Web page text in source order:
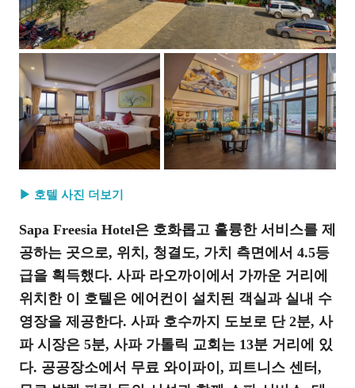
▶ 호텔 사진 더보기
Sapa Freesia Hotel은 호화롭고 훌륭한 서비스를 제
공하는 곳으로, 위치, 청결도, 가치 측면에서 4.5등
급을 획득했다. 사파 라오까이에서 가까운 거리에
위치한 이 호텔은 에어컨이 설치된 객실과 실내 수
영장을 제공한다. 사파 호수까지 도보로 단 2분, 사
파 시장은 5분, 사파 가톨릭 교회는 13분 거리에 있
다. 공공장소에서 무료 와이파이, 피트니스 센터,